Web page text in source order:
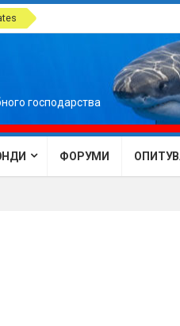
господарства
ФОРУМИ